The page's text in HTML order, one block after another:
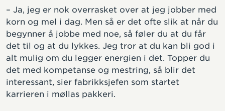
– Ja, jeg er nok overrasket over at jeg jobber med
korn og mel i dag. Men så er det ofte slik at når du
begynner å jobbe med noe, så føler du at du får
det til og at du lykkes. Jeg tror at du kan bli god i
alt mulig om du legger energien i det. Topper du
det med kompetanse og mestring, så blir det
interessant, sier fabrikksjefen som startet
karrieren i møllas pakkeri.